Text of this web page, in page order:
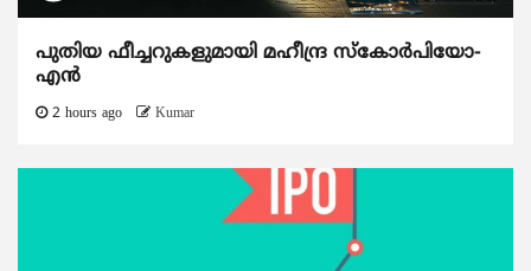
പുതിയ ഫീച്ചറുകളുമായി മഹീന്ദ്ര സ്കോർപിയോ-
എൻ
2 hours ago Kumar